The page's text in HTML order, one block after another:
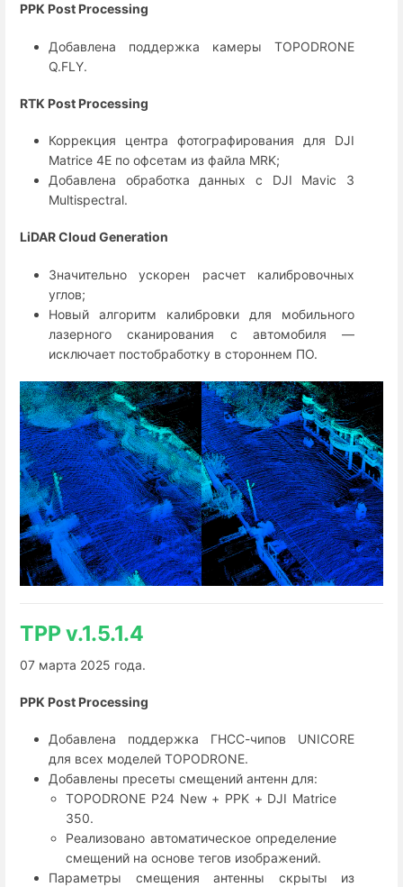
PPK Post Processing
Добавлена поддержка камеры TOPODRONE
Q.FLY.
RTK Post Processing
Коррекция центра фотографирования для DJI
Matrice 4E по офсетам из файла MRK;
Добавлена обработка данных с DJI Mavic 3
Multispectral.
LiDAR Cloud Generation
Значительно ускорен расчет калибровочных
углов;
Новый алгоритм калибровки для мобильного
лазерного сканирования с автомобиля —
исключает постобработку в стороннем ПО.
TPP v.1.5.1.4
07 марта 2025 года.
PPK Post Processing
Добавлена поддержка ГНСС-чипов UNICORE
для всех моделей TOPODRONE.
Добавлены пресеты смещений антенн для:
TOPODRONE P24 New + PPK + DJI Matrice
350.
Реализовано автоматическое определение
смещений на основе тегов изображений.
Параметры смещения антенны скрыты из